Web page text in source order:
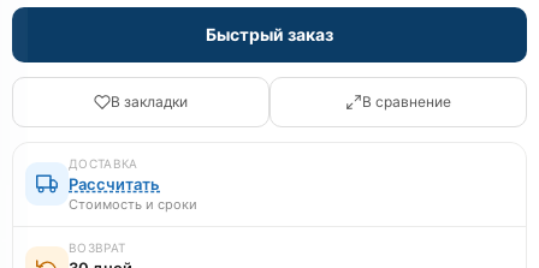
Быстрый заказ
В закладки В сравнение
ДОСТАВКА
Рассчитать
Стоимость и сроки
ВОЗВРАТ